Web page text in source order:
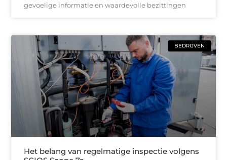
gevoelige informatie en waardevolle bezittingen
BEDRIJVEN
Het belang van regelmatige inspectie volgens